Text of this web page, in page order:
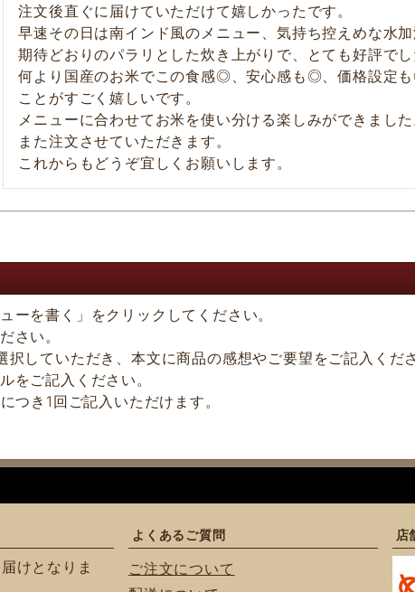
注文後直ぐに届けていただけて嬉しかったです。
早速その日は南インド風のメニュー、気持ち控えめな水加
期待どおりのパラリとした炊き上がりで、とても好評でし
何より国産のお米でこの食感◎、安心感も◎、価格設定
ことがすごく嬉しいです。
メニューに合わせてお米を使い分ける楽しみができました
また注文させていただきます。
これからもどうぞ宜しくお願いします。
ーを書く」をクリックしてください。
さい。
していただき、本文に商品の感想やご要望をご記入くださ
をご記入ください。
つき1回ご記入いただけます。
けとなりま
よくあるご質問
ご注文について
店